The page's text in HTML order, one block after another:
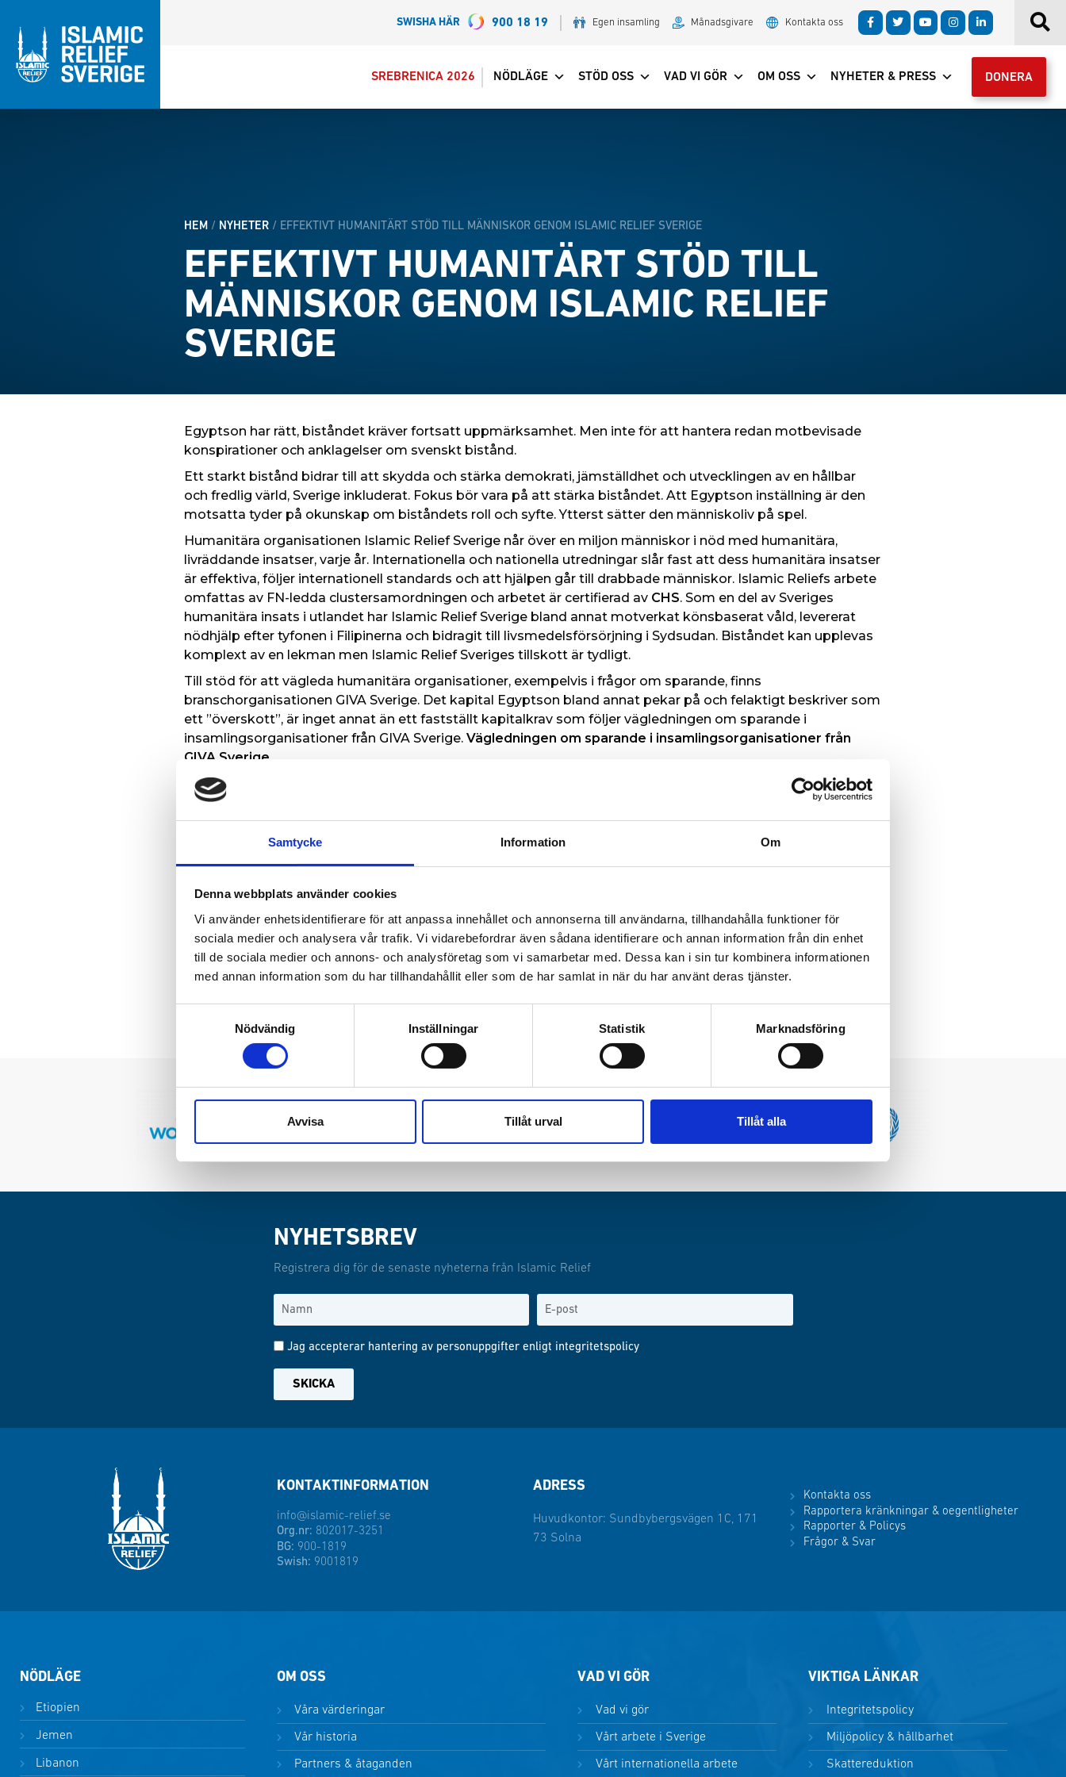
Samtycke Information Om
Denna webbplats använder cookies
Vi använder enhetsidentifierare för att anpassa innehållet och annonserna till användarna, tillhandahålla funktioner för
sociala medier och analysera vår trafik. Vi vidarebefordrar även sådana identifierare och annan information från din enhet
till de sociala medier och annons- och analysföretag som vi samarbetar med. Dessa kan i sin tur kombinera informationen
med annan information som du har tillhandahållit eller som de har samlat in när du har använt deras tjänster.
Nödvändig
Inställningar Statistik Marknadsföring
Avvisa Tillåt urval Tillåt alla
SWISHA HÄR 900 18 19 Egen insamling Månadsgivare Kontakta oss
SREBRENICA 2026 NÖDLÄGE STÖD OSS VAD VI GÖR OM OSS NYHETER & PRESS DONERA
HEM / NYHETER / EFFEKTIVT HUMANITÄRT STÖD TILL MÄNNISKOR GENOM ISLAMIC RELIEF SVERIGE
EFFEKTIVT HUMANITÄRT STÖD TILL
MÄNNISKOR GENOM ISLAMIC RELIEF
SVERIGE
Egyptson har rätt, biståndet kräver fortsatt uppmärksamhet. Men inte för att hantera redan motbevisade
konspirationer och anklagelser om svenskt bistånd.
Ett starkt bistånd bidrar till att skydda och stärka demokrati, jämställdhet och utvecklingen av en hållbar
och fredlig värld, Sverige inkluderat. Fokus bör vara på att stärka biståndet. Att Egyptson inställning är den
motsatta tyder på okunskap om biståndets roll och syfte. Ytterst sätter den människoliv på spel.
Humanitära organisationen Islamic Relief Sverige når över en miljon människor i nöd med humanitära,
livräddande insatser, varje år. Internationella och nationella utredningar slår fast att dess humanitära insatser
är effektiva, följer internationell standards och att hjälpen går till drabbade människor. Islamic Reliefs arbete
omfattas av FN-ledda clustersamordningen och arbetet är certifierad av CHS. Som en del av Sveriges
humanitära insats i utlandet har Islamic Relief Sverige bland annat motverkat könsbaserat våld, levererat
nödhjälp efter tyfonen i Filipinerna och bidragit till livsmedelsförsörjning i Sydsudan. Biståndet kan upplevas
komplext av en lekman men Islamic Relief Sveriges tillskott är tydligt.
Till stöd för att vägleda humanitära organisationer, exempelvis i frågor om sparande, finns
branschorganisationen GIVA Sverige. Det kapital Egyptson bland annat pekar på och felaktigt beskriver som
ett ”överskott”, är inget annat än ett fastställt kapitalkrav som följer vägledningen om sparande i
insamlingsorganisationer från GIVA Sverige. Vägledningen om sparande i insamlingsorganisationer från
GIVA Sverige.
Sammanfattningsvis har SvD artikeln använt sig av tröttsamma konspirationsteorier för att förstå sig på
svenskt bistånd. Anklagelser som varken Islamic Relief Sverige, nationella eller internationella givare känner
igen sig i, och som är direkt skadliga för Sveriges humanitära insats, vars syfte är att rädda liv och släcka
törst och hunger i världen. Ett fryst bistånd till Islamic Relief innebär att miljontals människor kommer
Sida konstaterar i sitt pressmeddelande
att Islamic Relief bedriver ett viktigt arbete för några av de mest utsatta människorna i världen. Ett
värdigt samtal om den svenska humanitära insatsen bör utgå från erfarenhet och expertis.
För mer information kontakta oss på:
erp@islamic-relief.se
NYHETSBREV
Registrera dig för de senaste nyheterna från Islamic Relief
Jag accepterar hantering av personuppgifter enligt integritetspolicy
SKICKA
KONTAKTINFORMATION
info@islamic-relief.se
Org.nr: 802017-3251
BG: 900-1819
Swish: 9001819
ADRESS
Huvudkontor: Sundbybergsvägen 1C, 171
73 Solna
Kontakta oss
Rapportera kränkningar & oegentligheter
Rapporter & Policys
Frågor & Svar
NÖDLÄGE
Etiopien
Jemen
Libanon
OM OSS
Våra värderingar
Vår historia
Partners & åtaganden
VAD VI GÖR
Vad vi gör
Vårt arbete i Sverige
Vårt internationella arbete
VIKTIGA LÄNKAR
Integritetspolicy
Miljöpolicy & hållbarhet
Skattereduktion